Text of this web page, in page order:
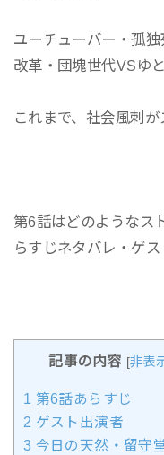
ユーチューバー・孤
改革・団塊世代VSゆ
これまで、社会風刺
第6話はどのようなス
らすじネタバレ・ゲ
記事の内容 [非表
1 第6話あらすじ
2 ゲスト出演者
3 今日の天然・留守